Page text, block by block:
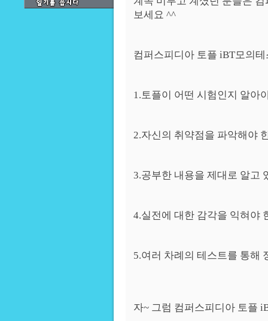
보세요 ^^
컴퍼스피디아 토플 iBT모의
1.토플이 어떤 시험인지 알아
2.자신의 취약점을 파악해야
3.공부한 내용을 제대로 알고
4.실전에 대한 감각을 익혀야
5.여러 차례의 테스트를 통해
자~ 그럼 컴퍼스피디아 토플